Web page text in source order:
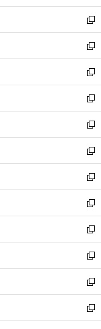
開
く
ウ
で
開
く
ン
ド
ウ
で
開
く
新
し
い
ウ
ィ
ン
ド
ウ
で
開
く
新
し
い
ウ
ィ
ン
ド
ウ
で
開
く
新
し
い
ウ
ィ
ン
ド
ウ
で
開
く
新
し
い
ウ
ィ
ン
ド
ウ
で
開
く
新
し
い
ウ
ィ
ン
ド
ウ
で
開
く
新
し
い
ウ
ィ
ン
ド
ウ
で
開
く
新
し
い
ウ
ィ
ン
ド
ウ
で
開
く
新
し
い
ウ
ィ
ン
ド
ウ
で
開
新
し
い
ウ
ィ
ン
ド
ウ
新
し
い
ウ
ィ
ン
新
し
い
ウ
新
し